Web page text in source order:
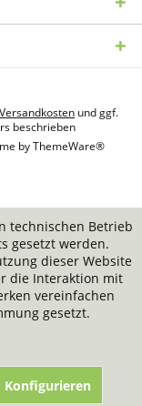
Versandkosten und ggf.
beschrieben
byThemeWare®
technischen Betrieb
gesetzt werden.
dieser Website
die Interaktion mit
vereinfachen
gesetzt.
Konfigurieren